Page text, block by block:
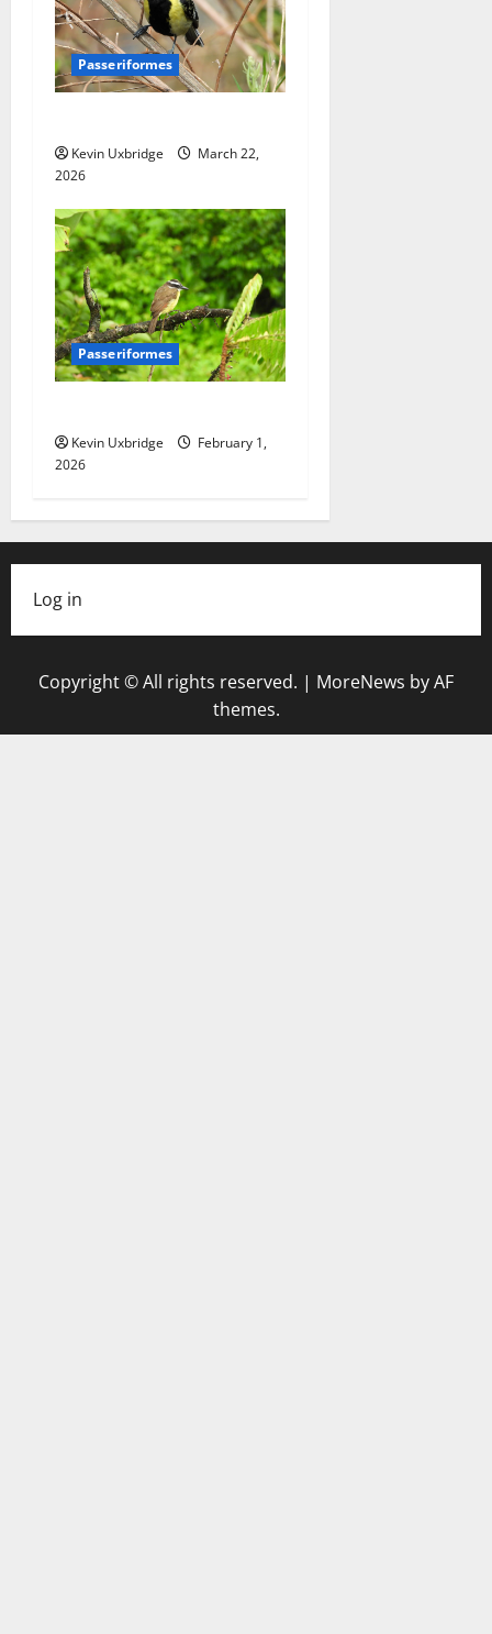
Passeriformes
Kevin Uxbridge
March 22,
2026
Passeriformes
Kevin Uxbridge
February 1,
2026
Log in
Copyright © All rights reserved. | MoreNews by AF
themes.